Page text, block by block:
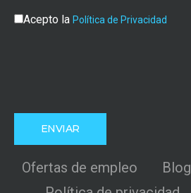
Acepto la Política de Privacidad
Ofertas de empleo Blog